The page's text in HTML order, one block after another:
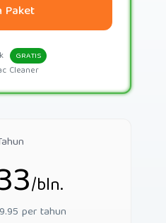
Paket
GRATIS
Cleaner
/bln.
per tahun